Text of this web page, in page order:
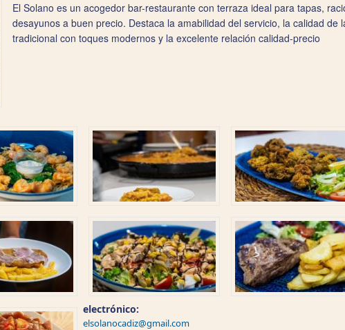
El Solano es un acogedor bar-restaurante con terraza ideal para tapas,
desayunos a buen precio. Destaca la amabilidad del servicio, la calidad de
tradicional con toques modernos y la excelente relación calidad‑precio
electrónico:
elsolanocadiz@gmail.com